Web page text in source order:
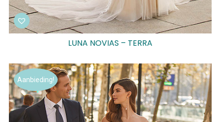
LUNA NOVIAS – TERRA
Aanbieding!